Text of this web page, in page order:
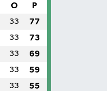
O P
33 77
33 73
33 69
33 59
33 55